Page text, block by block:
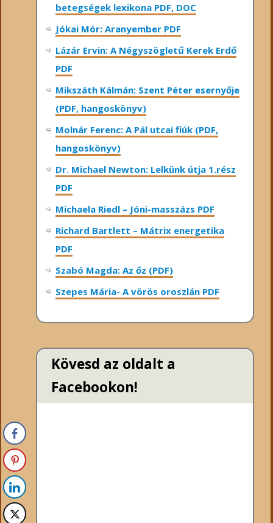
betegségek lexikona PDF, DOC
Jókai Mór: Aranyember PDF
Lázár Ervin: A Négyszögletű Kerek Erdő
PDF
Mikszáth Kálmán: Szent Péter esernyője
(PDF, hangoskönyv)
Molnár Ferenc: A Pál utcai fiúk (PDF,
hangoskönyv)
Dr. Michael Newton: Lelkünk útja 1.rész
PDF
Michaela Riedl – Jóni-masszázs PDF
Richard Bartlett – Mátrix energetika
PDF
Szabó Magda: Az őz (PDF)
Szepes Mária- A vörös oroszlán PDF
Kövesd az oldalt a
Facebookon!